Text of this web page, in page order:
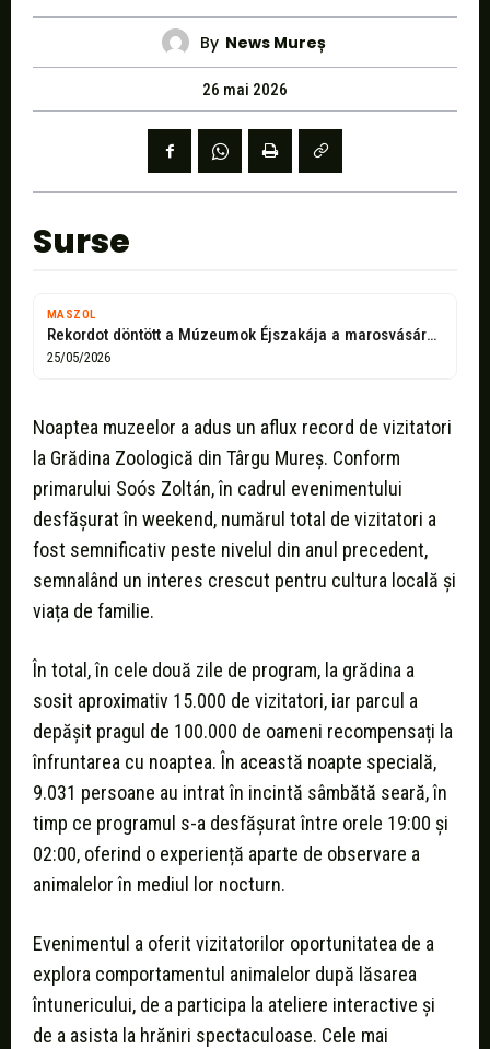
By News Mureș
26 mai 2026
Surse
MASZOL
Rekordot döntött a Múzeumok Éjszakája a marosvásárhelyi állatkertben
25/05/2026
Noaptea muzeelor a adus un aflux record de vizitatori
la Grădina Zoologică din Târgu Mureș. Conform
primarului Soós Zoltán, în cadrul evenimentului
desfășurat în weekend, numărul total de vizitatori a
fost semnificativ peste nivelul din anul precedent,
semnalând un interes crescut pentru cultura locală și
viața de familie.
În total, în cele două zile de program, la grădina a
sosit aproximativ 15.000 de vizitatori, iar parcul a
depășit pragul de 100.000 de oameni recompensați la
înfruntarea cu noaptea. În această noapte specială,
9.031 persoane au intrat în incintă sâmbătă seară, în
timp ce programul s-a desfășurat între orele 19:00 și
02:00, oferind o experiență aparte de observare a
animalelor în mediul lor nocturn.
Evenimentul a oferit vizitatorilor oportunitatea de a
explora comportamentul animalelor după lăsarea
întunericului, de a participa la ateliere interactive și
de a asista la hrăniri spectaculoase. Cele mai